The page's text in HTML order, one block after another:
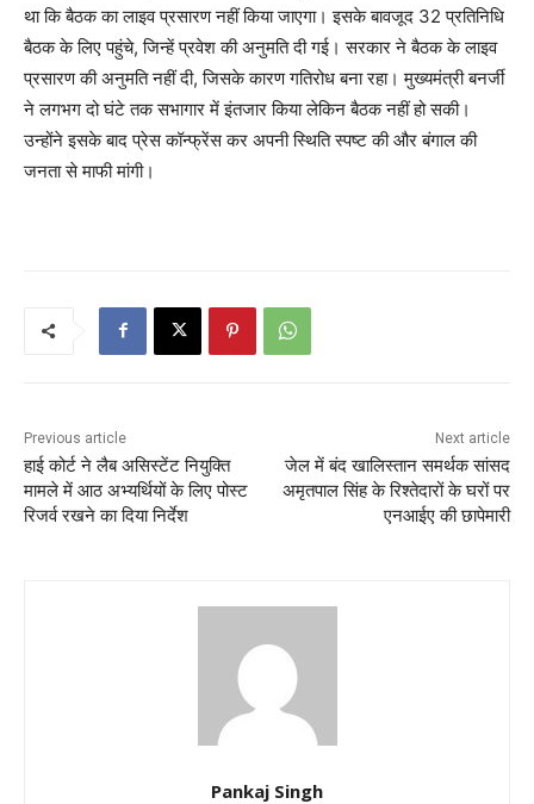
था कि बैठक का लाइव प्रसारण नहीं किया जाएगा। इसके बावजूद 32 प्रतिनिधि
बैठक के लिए पहुंचे, जिन्हें प्रवेश की अनुमति दी गई। सरकार ने बैठक के लाइव
प्रसारण की अनुमति नहीं दी, जिसके कारण गतिरोध बना रहा। मुख्यमंत्री बनर्जी
ने लगभग दो घंटे तक सभागार में इंतजार किया लेकिन बैठक नहीं हो सकी।
उन्होंने इसके बाद प्रेस कॉन्फ्रेंस कर अपनी स्थिति स्पष्ट की और बंगाल की
जनता से माफी मांगी।
Previous article
हाई कोर्ट ने लैब असिस्टेंट नियुक्ति
मामले में आठ अभ्यर्थियों के लिए पोस्ट
रिजर्व रखने का दिया निर्देश
Next article
जेल में बंद खालिस्तान समर्थक सांसद
अमृतपाल सिंह के रिश्तेदारों के घरों पर
एनआईए की छापेमारी
Pankaj Singh